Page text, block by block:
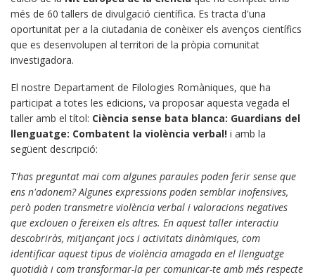
més de 60 tallers de divulgació científica. Es tracta d'una
oportunitat per a la ciutadania de conèixer els avenços científics
que es desenvolupen al territori de la pròpia comunitat
investigadora.
El nostre Departament de Filologies Romàniques, que ha
participat a totes les edicions, va proposar aquesta vegada el
taller amb el títol: Ciència sense bata blanca: Guardians del
llenguatge: Combatent la violència verbal! i amb la
següent descripció:
T'has preguntat mai com algunes paraules poden ferir sense que
ens n'adonem? Algunes expressions poden semblar inofensives,
però poden transmetre violència verbal i valoracions negatives
que exclouen o fereixen els altres. En aquest taller interactiu
descobriràs, mitjançant jocs i activitats dinàmiques, com
identificar aquest tipus de violència amagada en el llenguatge
quotidià i com transformar-la per comunicar-te amb més respecte